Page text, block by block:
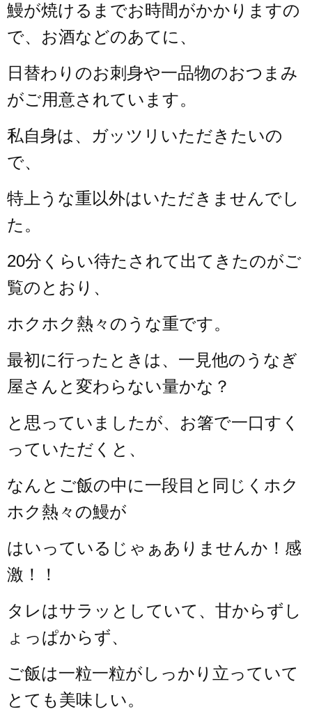
鰻が焼けるまでお時間がかかりますの
で、お酒などのあてに、
日替わりのお刺身や一品物のおつまみ
がご用意されています。
私自身は、ガッツリいただきたいの
で、
特上うな重以外はいただきませんでし
た。
20分くらい待たされて出てきたのがご
覧のとおり、
ホクホク熱々のうな重です。
最初に行ったときは、一見他のうなぎ
屋さんと変わらない量かな？
と思っていましたが、お箸で一口すく
っていただくと、
なんとご飯の中に一段目と同じくホク
ホク熱々の鰻が
はいっているじゃぁありませんか！感
激！！
タレはサラッとしていて、甘からずし
ょっぱからず、
ご飯は一粒一粒がしっかり立っていて
とても美味しい。